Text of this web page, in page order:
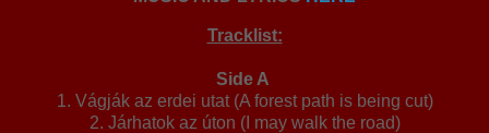
Tracklist:
Side A
1. Vágják az erdei utat (A forest path is being cut)
2. Járhatok az úton (I may walk the road)